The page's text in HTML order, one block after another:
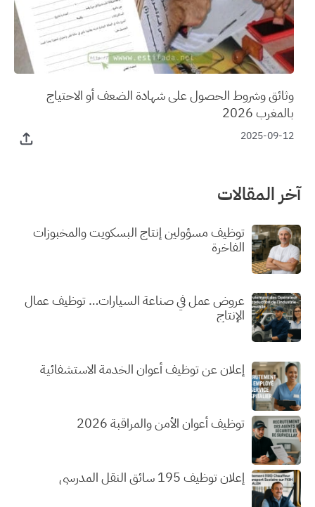
وثائق وشروط الحصول على شهادة الضعف أو الاحتياج
بالمغرب 2026
2025-09-12
آخر المقالات
توظيف مسؤولين إنتاج البسكويت والمخبوزات
الفاخرة
عروض عمل في صناعة السيارات… توظيف عمال
الإنتاج
إعلان عن توظيف أعوان الخدمة الاستشفائية
توظيف أعوان الأمن والمراقبة 2026
إعلان توظيف 195 سائق النقل المدرسي